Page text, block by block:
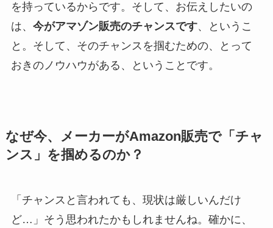
を持っているからです。そして、お伝えしたいの
は、 今がアマゾン販売のチャンスです、というこ
と。そして、そのチャンスを掴むための、とって
おきのノウハウがある、ということです。
なぜ今、メーカーがAmazon販売で「チャ
ンス」を掴めるのか？
「チャンスと言われても、現状は厳しいんだけ
ど…」そう思われたかもしれませんね。確かに、